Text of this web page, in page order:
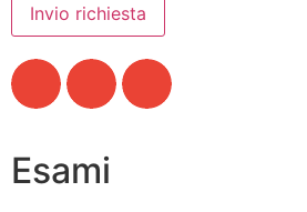
Invio richiesta
Esami